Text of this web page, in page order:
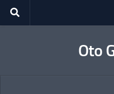
Skip to content
Oto